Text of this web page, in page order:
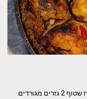
המצרכים – חלקי עוף 5-6 לאורז 2 כוסות אורז שטוף 2 גזרים מגורדים